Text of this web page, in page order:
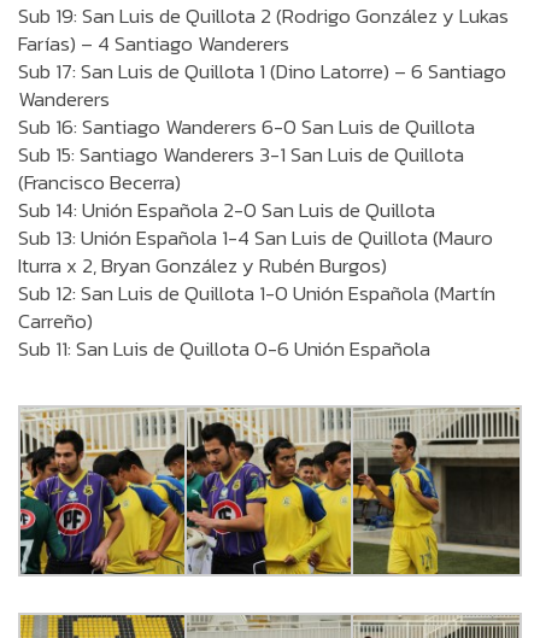
Sub 19: San Luis de Quillota 2 (Rodrigo González y Lukas
Farías) – 4 Santiago Wanderers
Sub 17: San Luis de Quillota 1 (Dino Latorre) – 6 Santiago
Wanderers
Sub 16: Santiago Wanderers 6-0 San Luis de Quillota
Sub 15: Santiago Wanderers 3-1 San Luis de Quillota
(Francisco Becerra)
Sub 14: Unión Española 2-0 San Luis de Quillota
Sub 13: Unión Española 1-4 San Luis de Quillota (Mauro
Iturra x 2, Bryan González y Rubén Burgos)
Sub 12: San Luis de Quillota 1-0 Unión Española (Martín
Carreño)
Sub 11: San Luis de Quillota 0-6 Unión Española